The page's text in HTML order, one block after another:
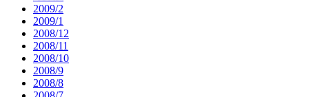
2009/2
2009/1
2008/12
2008/11
2008/10
2008/9
2008/8